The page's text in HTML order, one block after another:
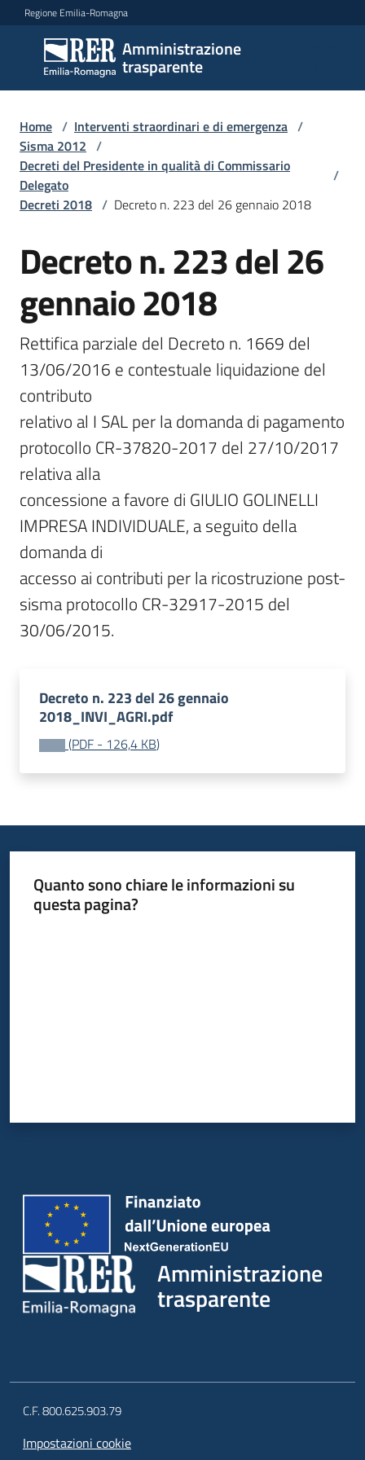
Vai al contenuto
Vai alla navigazione
Vai al footer
Regione Emilia-Romagna
Amministrazione
trasparente
Amministrazione
trasparente
Sottosezioni
Accesso
Home / Interventi straordinari e di emergenza /
Sisma 2012 /
Decreti del Presidente in qualità di Commissario
Delegato
/
Decreti 2018 / Decreto n. 223 del 26 gennaio 2018
Decreto n. 223 del 26
gennaio 2018
Rettifica parziale del Decreto n. 1669 del
13/06/2016 e contestuale liquidazione del
contributo
relativo al I SAL per la domanda di pagamento
protocollo CR-37820-2017 del 27/10/2017
relativa alla
concessione a favore di GIULIO GOLINELLI
IMPRESA INDIVIDUALE, a seguito della
domanda di
accesso ai contributi per la ricostruzione post-
sisma protocollo CR-32917-2015 del
30/06/2015.
Decreto n. 223 del 26 gennaio
2018_INVI_AGRI.pdf
(PDF - 126,4 KB)
Quanto sono chiare le informazioni su
questa pagina?
Amministrazione
trasparente
C.F. 800.625.903.79
Impostazioni cookie